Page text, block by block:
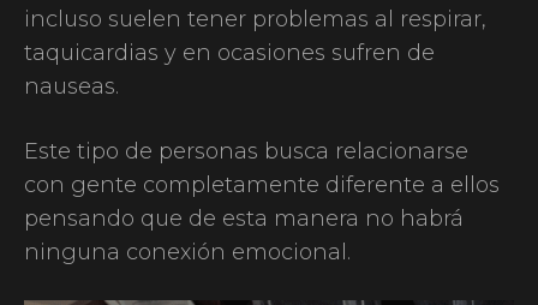
incluso suelen tener problemas al respirar,
taquicardias y en ocasiones sufren de
nauseas.
Este tipo de personas busca relacionarse
con gente completamente diferente a ellos
pensando que de esta manera no habrá
ninguna conexión emocional.